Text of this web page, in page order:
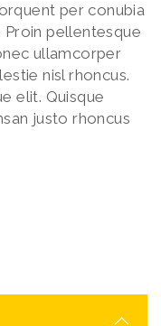
per conubia
pellentesque
ullamcorper
nisl rhoncus.
elit. Quisque
justo rhoncus